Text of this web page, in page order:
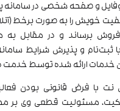
و صفحه شخصی در سامانه
خویش را به صورت برخط
برساند و در مقابل به
ثبت‌نام و پذیرش شرایط
خدمات ارائه شده توسط خدمت
نت با فرض قانونی بودن
مسئولیت قطعی وی بر